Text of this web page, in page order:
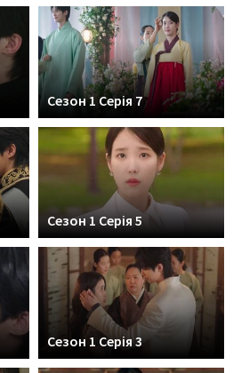
Сезон 1 Серія 7
Сезон 1 Серія 5
Сезон 1 Серія 3